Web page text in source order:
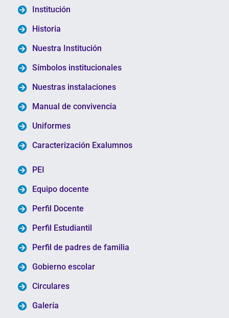
Institución
Historia
Nuestra Institución
Símbolos institucionales
Nuestras instalaciones
Manual de convivencia
Uniformes
Caracterización Exalumnos
PEI
Equipo docente
Perfil Docente
Perfil Estudiantil
Perfil de padres de familia
Gobierno escolar
Circulares
Galería